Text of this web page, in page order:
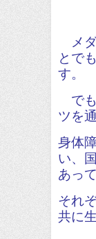
メ
とで
す。
で
ツを
身体
い、
あっ
それ
共に